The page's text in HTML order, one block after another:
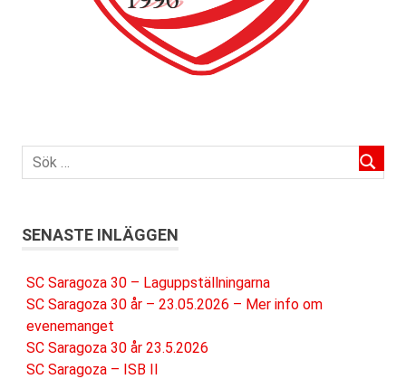
SENASTE INLÄGGEN
SC Saragoza 30 – Laguppställningarna
SC Saragoza 30 år – 23.05.2026 – Mer info om
evenemanget
SC Saragoza 30 år 23.5.2026
SC Saragoza – ISB II